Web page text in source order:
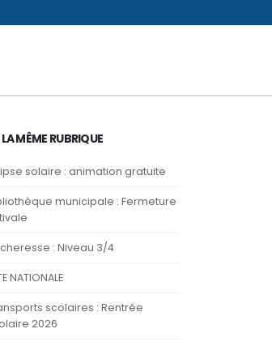
MÊME RUBRIQUE
solaire : animation gratuite
municipale : Fermeture
: Niveau 3/4
NATIONALE
scolaires : Rentrée
2026